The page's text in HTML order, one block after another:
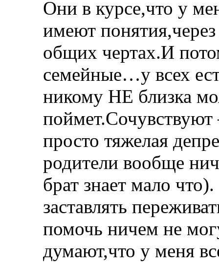
Они в курсе,что у
имеют
общих чертах.И
семейные…у всех
никому НЕ близка
просто тяжелая
родители вообще
брат знает мало
заставлять
помочь ничем не
думают,что у меня